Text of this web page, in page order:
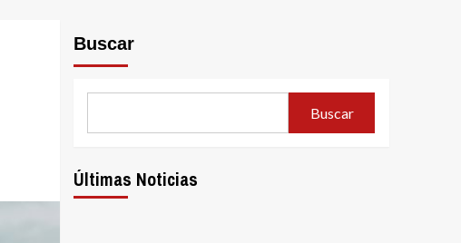
Buscar
Buscar
Últimas Noticias